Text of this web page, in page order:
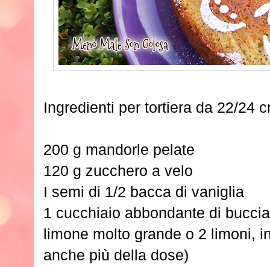
Ingredienti per tortiera da 22/24
200 g mandorle pelate
120 g zucchero a velo
I semi di 1/2 bacca di vaniglia
1 cucchiaio abbondante di
limone molto grande o 2 limoni,
anche più della dose)